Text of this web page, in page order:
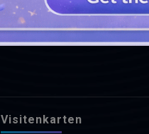
Visitenkarten